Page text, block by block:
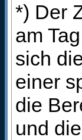
*) Der
am
sich
einer
die
und